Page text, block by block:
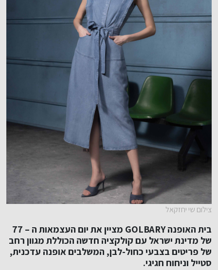
צילום שי יחזקאל
בית האופנהGOLBARY
מציין את יום העצמאות ה – 77
של מדינת ישראל עם קולקציה חדשה הכוללת מגוון רחב
של פריטים בצבעי כחול-לבן, המשלבים אופנה עדכנית,
סטייל וניחוח חגיגי.